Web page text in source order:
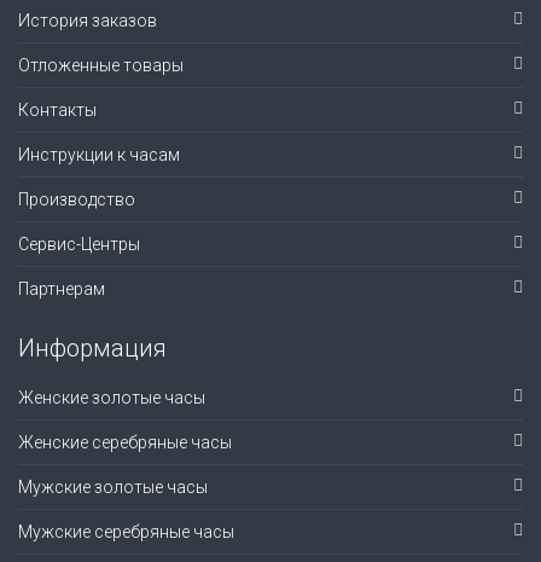
История заказов
Отложенные товары
Контакты
Инструкции к часам
Производство
Сервис-Центры
Партнерам
Информация
Женские золотые часы
Женские серебряные часы
Мужские золотые часы
Мужские серебряные часы